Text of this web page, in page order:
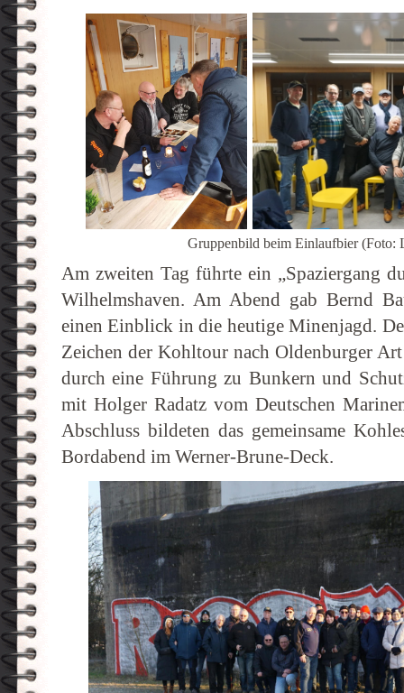
Gruppenbild beim Einlaufbier (Foto:
Am zweiten Tag führte ein „Spaziergang
Wilhelmshaven. Am Abend gab Bernd
einen Einblick in die heutige Minenjagd.
Zeichen der Kohltour nach Oldenburger
durch eine Führung zu Bunkern und
mit Holger Radatz vom Deutschen
Abschluss bildeten das gemeinsame
Bordabend im Werner-Brune-Deck.